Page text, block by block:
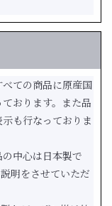
ての商品に原産国
おります。また品
も行なっておりま
中心は日本製で
明をさせていただ